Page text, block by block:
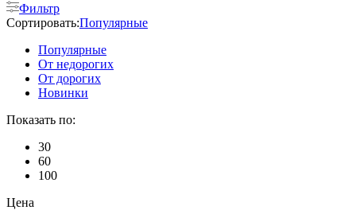
Фильтр
Сортировать:Популярные
Популярные
От недорогих
От дорогих
Новинки
Показать по:
30
60
100
Цена